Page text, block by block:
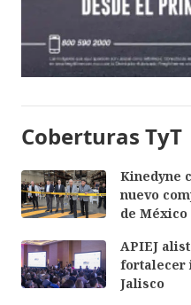
Coberturas TyT
Kinedyne
nuevo
de México
APIEJ
fortalecer
Jalisco